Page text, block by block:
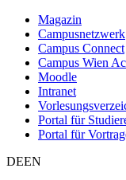
Magazin
Campusnetzwerk
Campus Connect
Campus Wien
Moodle
Intranet
Portal für
Portal für
DEEN